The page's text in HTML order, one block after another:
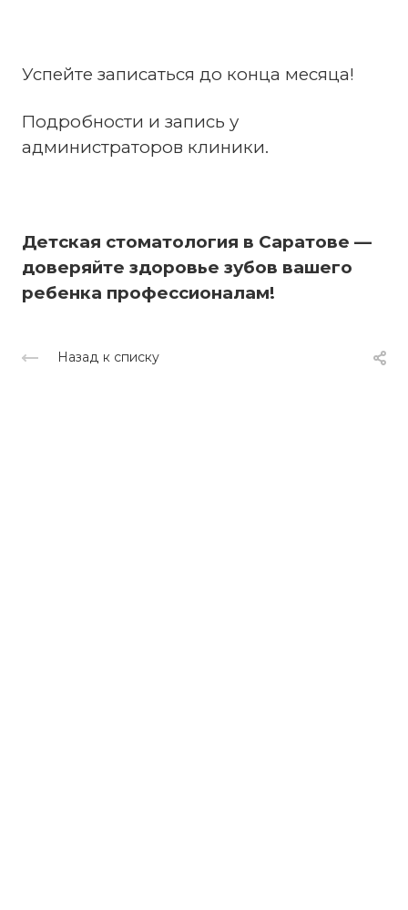
Успейте записаться до конца месяца!
Подробности и запись у
администраторов клиники.
Детская стоматология в Саратове —
доверяйте здоровье зубов вашего
ребенка профессионалам!
Назад к списку